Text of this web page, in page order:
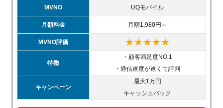
MVNO UQモバイル
月額料金 月額1,980円～
MVNO評価 ★★★★★
特徴
・顧客満足度NO.1
・通信速度が速くて評判
キャンペーン
最大1万円
キャッシュバック